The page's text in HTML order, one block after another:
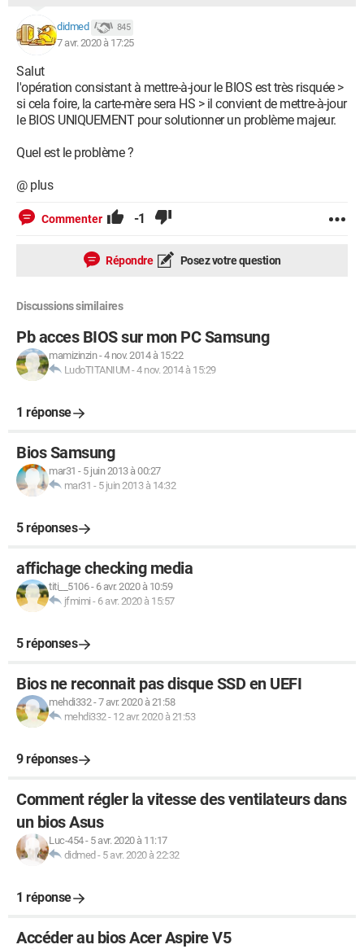
didmed 845
7 avr. 2020 à 17:25
Salut
l'opération consistant à mettre-à-jour le BIOS est très risquée >
si cela foire, la carte-mère sera HS > il convient de mettre-à-jour
le BIOS UNIQUEMENT pour solutionner un problème majeur.
Quel est le problème ?
@ plus
Commenter -1
Répondre Posez votre question
Discussions similaires
Pb acces BIOS sur mon PC Samsung
mamizinzin-4 nov. 2014 à 15:22
LudoTITANIUM-4 nov. 2014 à 15:29
1 réponse
Bios Samsung
mar31 - 5 juin 2013 à 00:27
mar31 - 5 juin 2013 à 14:32
5 réponses
affichage checking media
titi__5106- 6 avr. 2020 à 10:59
jfmimi - 6 avr. 2020 à 15:57
5 réponses
Bios ne reconnait pas disque SSD en UEFI
mehdi332-7 avr. 2020 à 21:58
mehdi332- 12 avr. 2020 à 21:53
9 réponses
Comment régler la vitesse des ventilateurs dans
un bios Asus
Luc-454- 5 avr. 2020 à 11:17
didmed - 5 avr. 2020 à 22:32
1 réponse
Accéder au bios Acer Aspire V5